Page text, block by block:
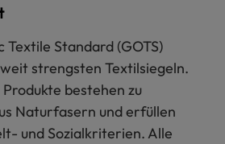
Standard (GOTS)
strengsten Textilsiegeln.
bestehen zu
Naturfasern und erfüllen
und Sozialkriterien. Alle